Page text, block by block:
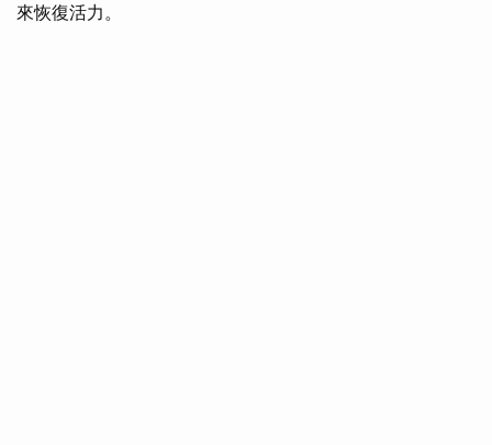
來恢復活力。